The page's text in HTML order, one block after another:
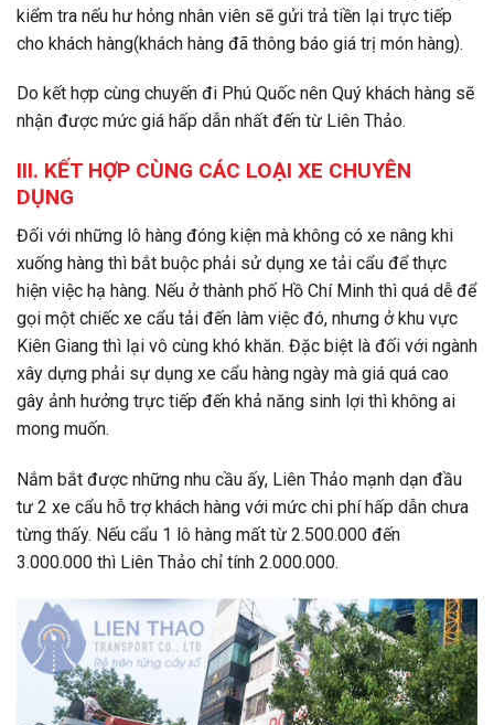
kiểm tra nếu hư hỏng nhân viên sẽ gửi trả tiền lại trực tiếp
cho khách hàng(khách hàng đã thông báo giá trị món hàng).
Do kết hợp cùng chuyến đi Phú Quốc nên Quý khách hàng sẽ
nhận được mức giá hấp dẫn nhất đến từ Liên Thảo.
III. KẾT HỢP CÙNG CÁC LOẠI XE CHUYÊN
DỤNG
Đối với những lô hàng đóng kiện mà không có xe nâng khi
xuống hàng thì bắt buộc phải sử dụng xe tải cẩu để thực
hiện việc hạ hàng. Nếu ở thành phố Hồ Chí Minh thì quá dễ để
gọi một chiếc xe cẩu tải đến làm việc đó, nhưng ở khu vực
Kiên Giang thì lại vô cùng khó khăn. Đặc biệt là đối với ngành
xây dựng phải sự dụng xe cẩu hàng ngày mà giá quá cao
gây ảnh hưởng trực tiếp đến khả năng sinh lợi thì không ai
mong muốn.
Nắm bắt được những nhu cầu ấy, Liên Thảo mạnh dạn đầu
tư 2 xe cẩu hỗ trợ khách hàng với mức chi phí hấp dẫn chưa
từng thấy. Nếu cẩu 1 lô hàng mất từ 2.500.000 đến
3.000.000 thì Liên Thảo chỉ tính 2.000.000.